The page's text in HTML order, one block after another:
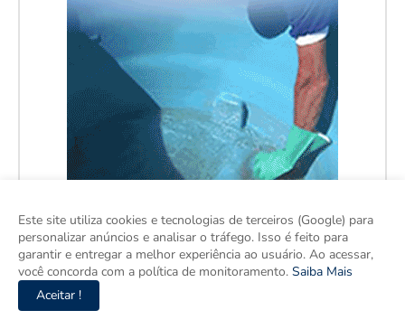
Este site utiliza cookies e tecnologias de terceiros (Google) para
personalizar anúncios e analisar o tráfego. Isso é feito para
garantir e entregar a melhor experiência ao usuário. Ao acessar,
você concorda com a política de monitoramento. Saiba Mais
Aceitar !